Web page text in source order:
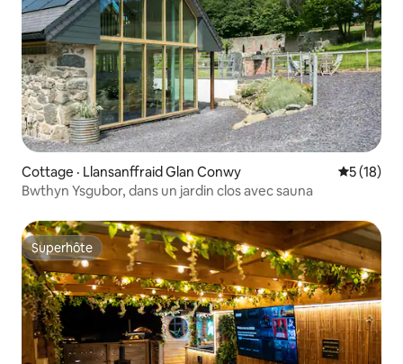
Cottage · Llansanffraid Glan Conwy Note
5 (18)
Bwthyn Ysgubor, dans un jardin clos avec sauna
Superhôte
Superhôte